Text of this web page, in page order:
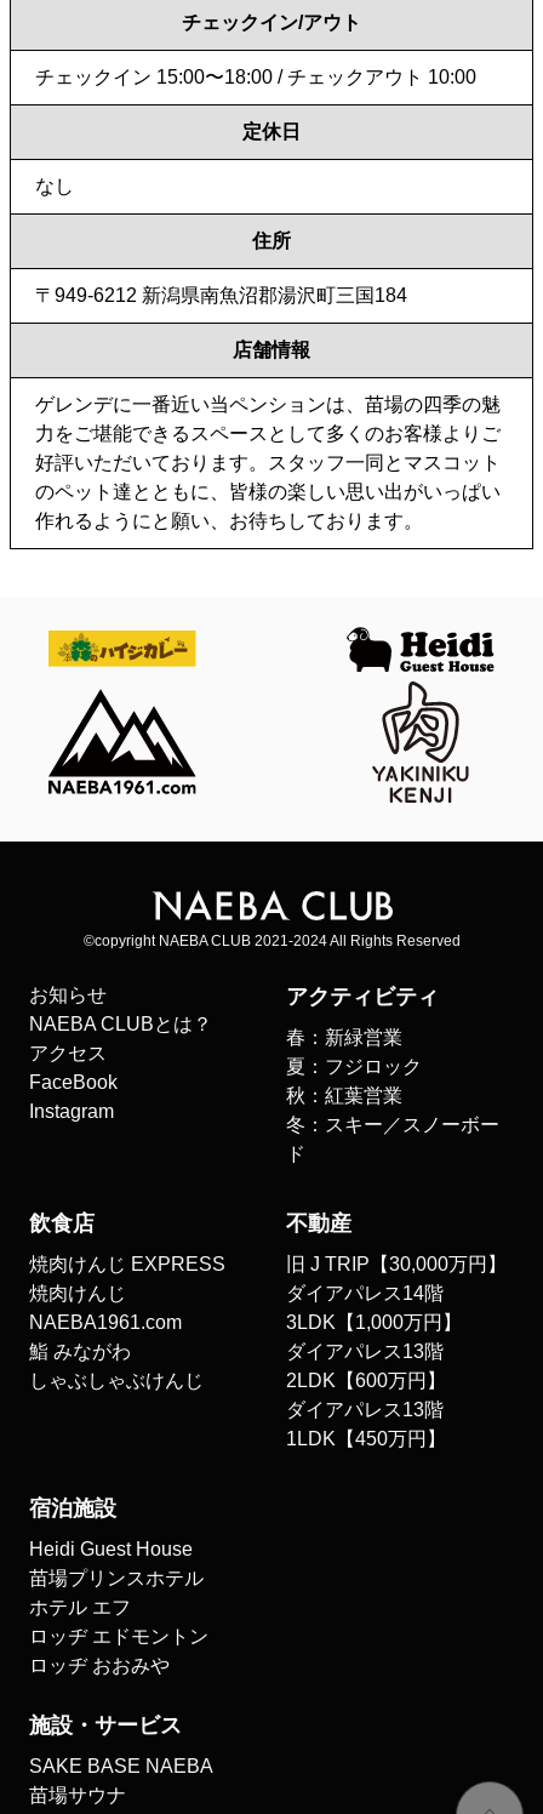
チェックイン/アウト
チェックイン 15:00〜18:00 / チェックアウト 10:00
定休日
なし
住所
〒949-6212 新潟県南魚沼郡湯沢町三国184
店舗情報
ゲレンデに一番近い当ペンションは、苗場の四季の魅
力をご堪能できるスペースとして多くのお客様よりご
好評いただいております。スタッフ一同とマスコット
のペット達とともに、皆様の楽しい思い出がいっぱい
作れるようにと願い、お待ちしております。
©copyright NAEBA CLUB 2021-2024 All Rights Reserved
お知らせ
NAEBA CLUBとは？
アクセス
FaceBook
Instagram
アクティビティ
春：新緑営業
夏：フジロック
秋：紅葉営業
冬：スキー／スノーボー
ド
飲食店
焼肉けんじ EXPRESS
焼肉けんじ
NAEBA1961.com
鮨 みながわ
しゃぶしゃぶけんじ
不動産
旧 J TRIP【30,000万円】
ダイアパレス14階
3LDK【1,000万円】
ダイアパレス13階
2LDK【600万円】
ダイアパレス13階
1LDK【450万円】
宿泊施設
Heidi Guest House
苗場プリンスホテル
ホテル エフ
ロッヂ エドモントン
ロッヂ おおみや
施設・サービス
SAKE BASE NAEBA
苗場サウナ